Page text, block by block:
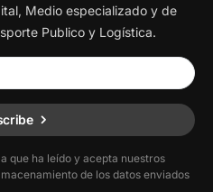
Medio especializado y de
Publico y Logística.
que ha leído y acepta nuestros
de los datos enviados